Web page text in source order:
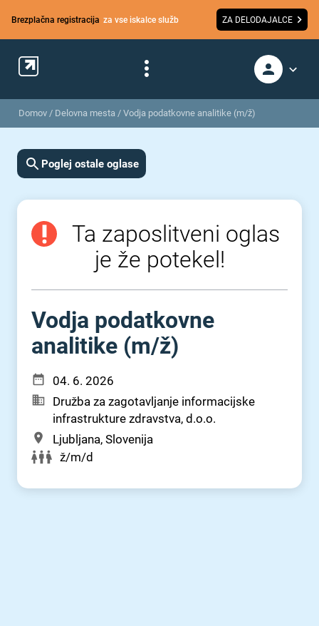
Brezplačna registracija za vse iskalce služb ZA DELODAJALCE
Domov / Delovna mesta / Vodja podatkovne analitike (m/ž)
Poglej ostale oglase
Ta zaposlitveni oglas
je že potekel!
Vodja podatkovne
analitike (m⁠/⁠ž)
04. 6. 2026
Družba za zagotavljanje informacijske
infrastrukture zdravstva, d.o.o.
Ljubljana, Slovenija
ž/m/d